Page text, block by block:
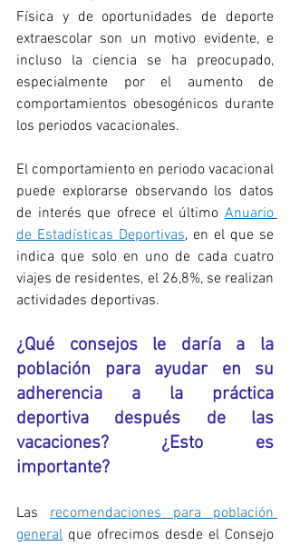
Física y de oportunidades de deporte
extraescolar son un motivo evidente, e
incluso la ciencia se ha preocupado,
especialmente por el aumento de
comportamientos obesogénicos durante
los periodos vacacionales.
El comportamiento en periodo vacacional
puede explorarse observando los datos
de interés que ofrece el último Anuario
de Estadísticas Deportivas, en el que se
indica que solo en uno de cada cuatro
viajes de residentes, el 26,8%, se realizan
actividades deportivas.
¿Qué consejos le daría a la
población para ayudar en su
adherencia a la práctica
deportiva después de las
vacaciones? ¿Esto es
importante?
Las recomendaciones para población
general que ofrecimos desde el Consejo